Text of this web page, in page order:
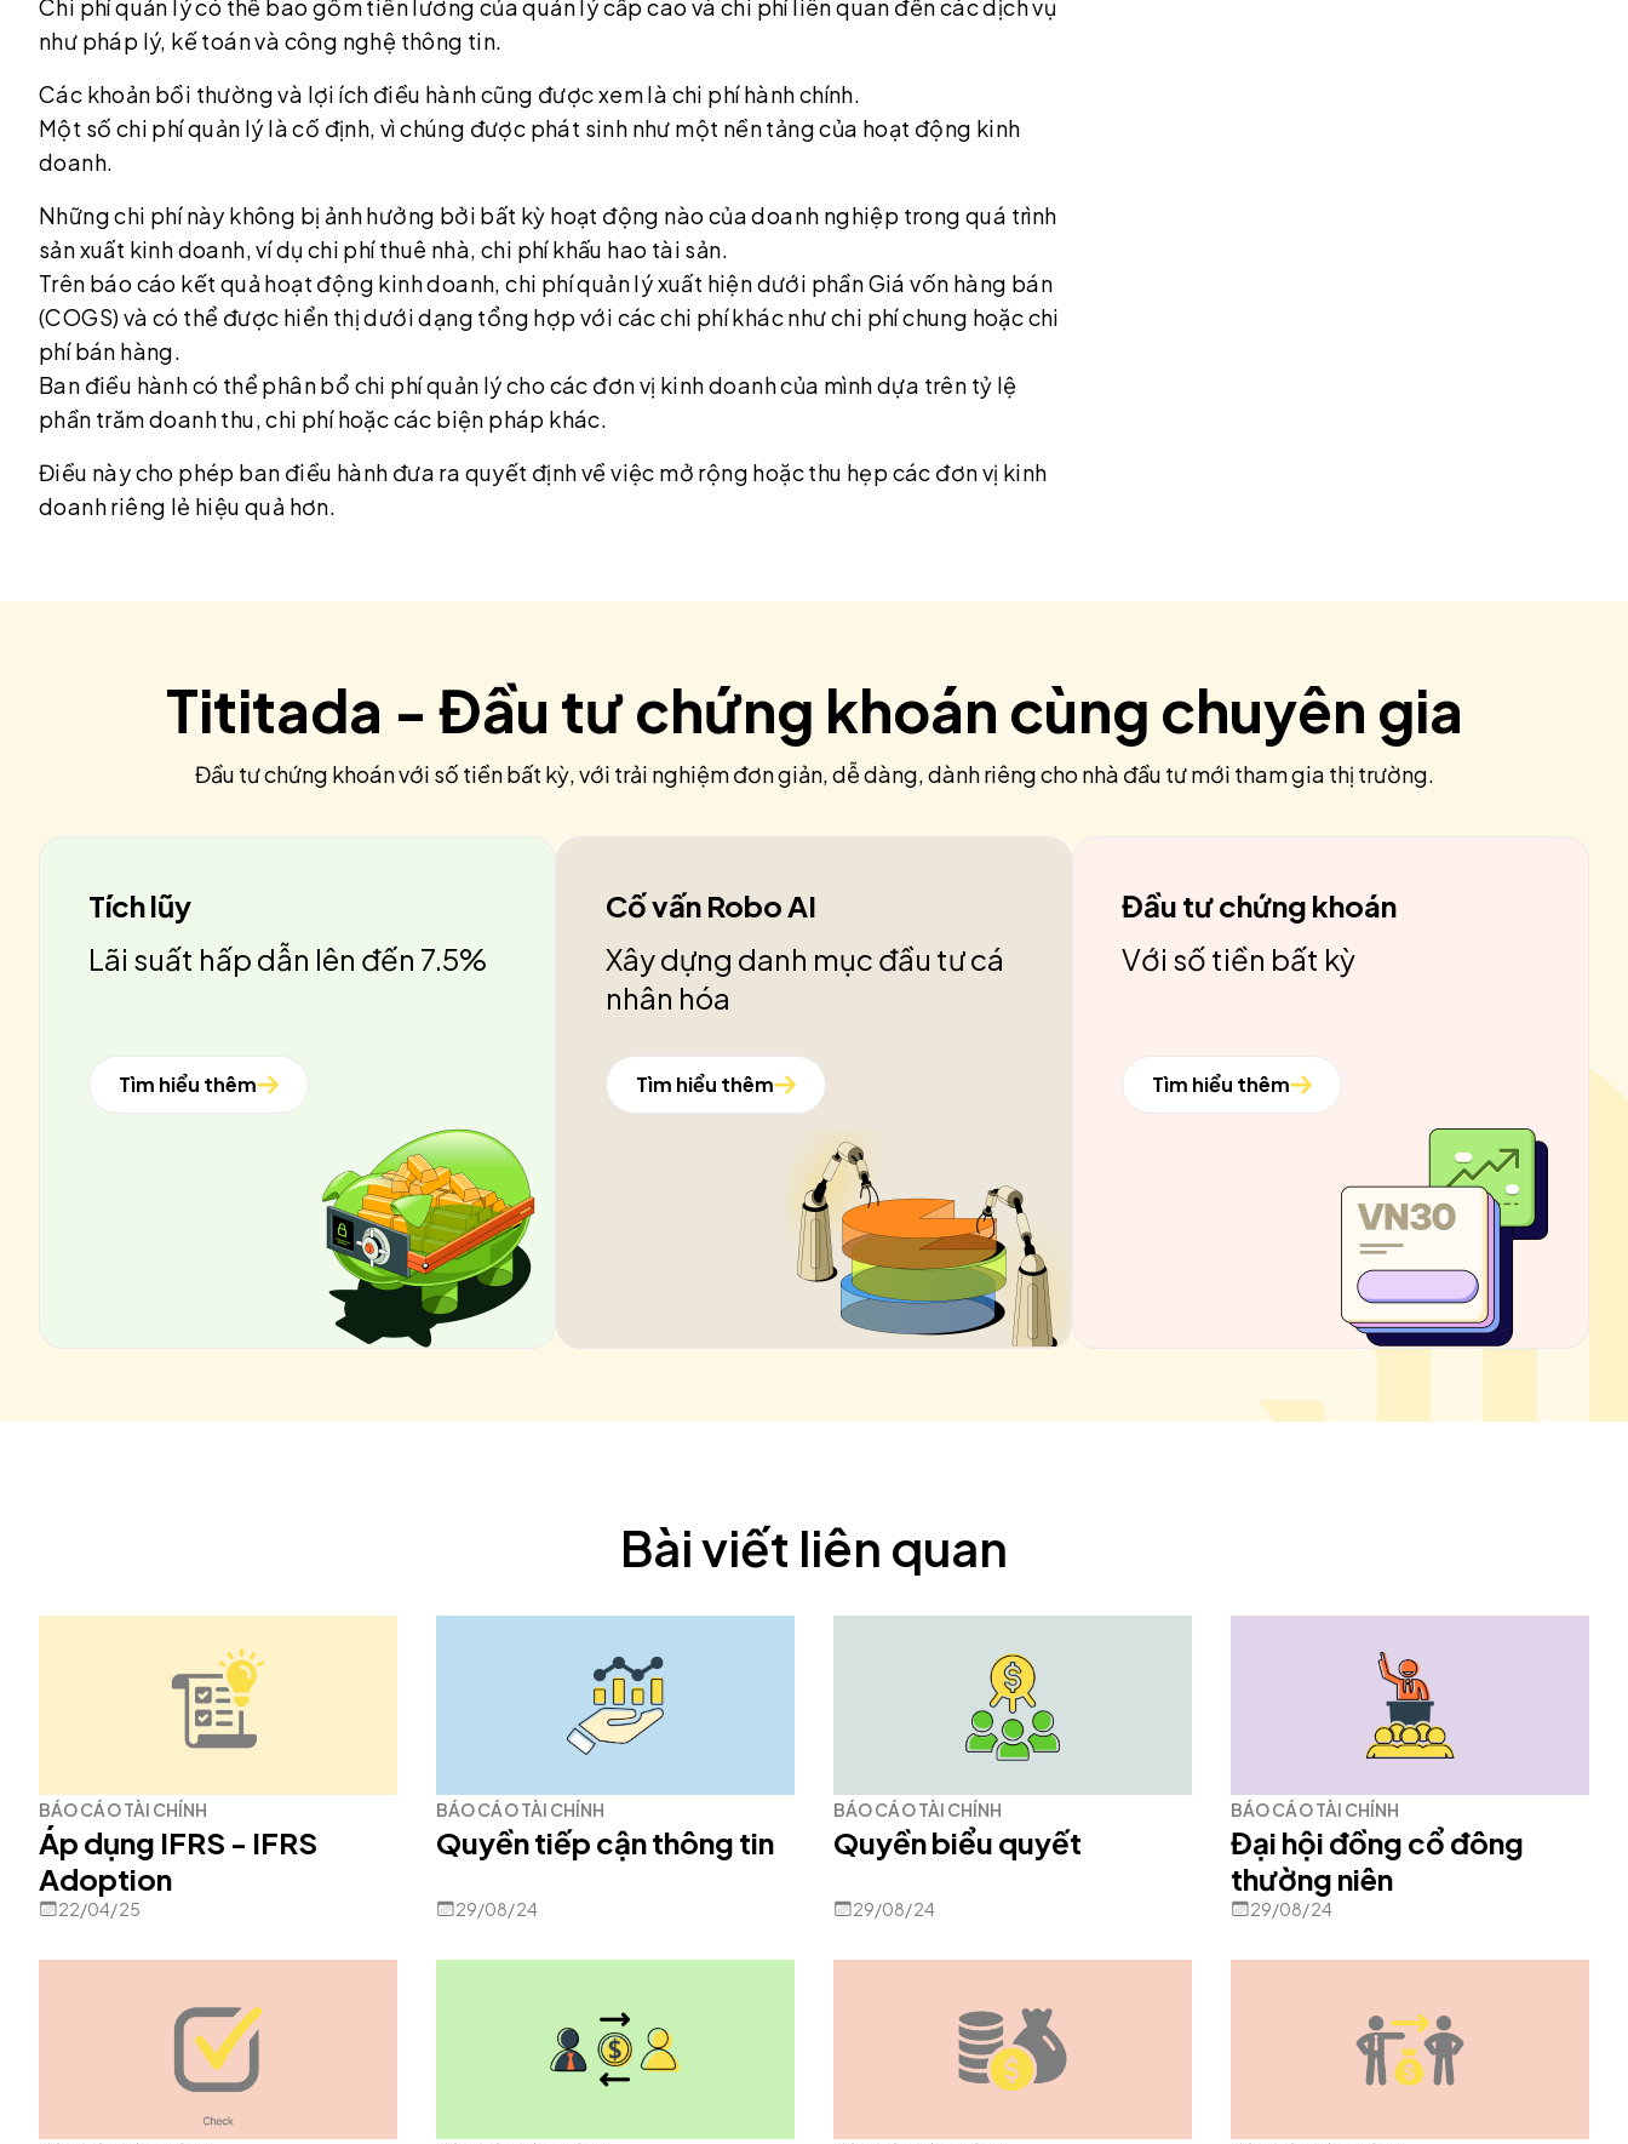
Chi phí quản lý có thể bao gồm tiền lương của quản lý cấp cao và chi phí liên quan đến các dịch vụ
như pháp lý, kế toán và công nghệ thông tin.
Các khoản bồi thường và lợi ích điều hành cũng được xem là chi phí hành chính.
Một số chi phí quản lý là cố định, vì chúng được phát sinh như một nền tảng của hoạt động kinh
doanh.
Những chi phí này không bị ảnh hưởng bởi bất kỳ hoạt động nào của doanh nghiệp trong quá trình
sản xuất kinh doanh, ví dụ chi phí thuê nhà, chi phí khấu hao tài sản.
Trên báo cáo kết quả hoạt động kinh doanh, chi phí quản lý xuất hiện dưới phần Giá vốn hàng bán
(COGS) và có thể được hiển thị dưới dạng tổng hợp với các chi phí khác như chi phí chung hoặc chi
phí bán hàng.
Ban điều hành có thể phân bổ chi phí quản lý cho các đơn vị kinh doanh của mình dựa trên tỷ lệ
phần trăm doanh thu, chi phí hoặc các biện pháp khác.
Điều này cho phép ban điều hành đưa ra quyết định về việc mở rộng hoặc thu hẹp các đơn vị kinh
doanh riêng lẻ hiệu quả hơn.
Tititada - Đầu tư chứng khoán cùng chuyên gia
Đầu tư chứng khoán với số tiền bất kỳ, với trải nghiệm đơn giản, dễ dàng, dành riêng cho nhà đầu tư mới tham gia thị trường.
Tích lũy
Lãi suất hấp dẫn lên đến 7.5%
Tìm hiểu thêm
Cố vấn Robo AI
Xây dựng danh mục đầu tư cá
nhân hóa
Tìm hiểu thêm
Đầu tư chứng khoán
Với số tiền bất kỳ
Tìm hiểu thêm
Bài viết liên quan
BÁO CÁO TÀI CHÍNH
Áp dụng IFRS - IFRS
Adoption
22/04/25
BÁO CÁO TÀI CHÍNH
Quyền tiếp cận thông tin
29/08/24
BÁO CÁO TÀI CHÍNH
Quyền biểu quyết
29/08/24
BÁO CÁO TÀI CHÍNH
Đại hội đồng cổ đông
thường niên
29/08/24